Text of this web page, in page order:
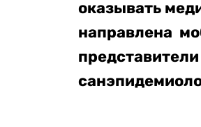
оказывать
направлена